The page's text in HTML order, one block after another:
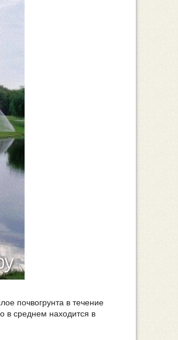
почвогрунта в течение
в среднем находится в